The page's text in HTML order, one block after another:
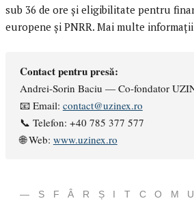
sub 36 de ore și eligibilitate pentru
europene și PNRR. Mai multe
Contact pentru presă:
Andrei-Sorin Baciu — Co-fondator
📧 Email: contact@uzinex.ro
📞 Telefon: +40 785 377 577
🌐 Web: www.uzinex.ro
— S F Â R Ș I T C O M